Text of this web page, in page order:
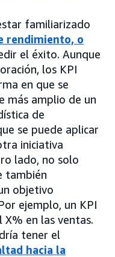
familiarizado
rendimiento, o
el éxito. Aunque
los KPI
en que se
más amplio de un
de
se puede aplicar
iniciativa
lado, no solo
también
objetivo
ejemplo, un KPI
en las ventas.
tener el
hacia la